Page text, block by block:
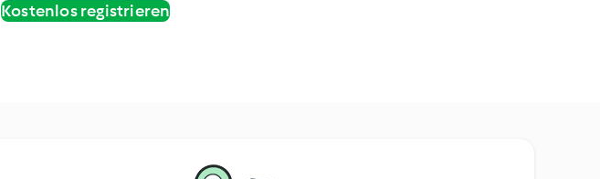
Kostenlos registrieren